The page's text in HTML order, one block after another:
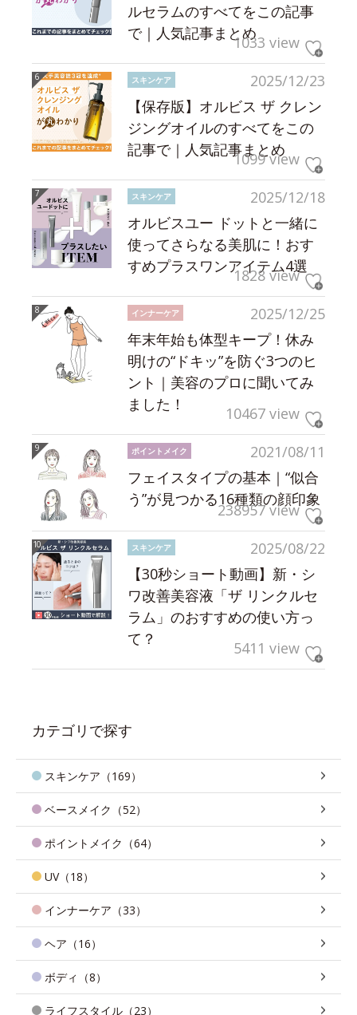
ルセラムのすべてをこの記事
で｜人気記事まとめ1033 view
2025/12/23
スキンケア
【保存版】オルビス ザ クレン
ジングオイルのすべてをこの
記事で｜人気記事まとめ
1099 view
2025/12/18
スキンケア
オルビスユー ドットと一緒に
使ってさらなる美肌に！おす
すめプラスワンアイテム4選
1828 view
2025/12/25
インナーケア
年末年始も体型キープ！休み
明けの“ドキッ”を防ぐ3つのヒ
ント｜美容のプロに聞いてみ
ました！
10467 view
2021/08/11
ポイントメイク
フェイスタイプの基本｜“似合
う”が見つかる16種類の顔印象
238957 view
2025/08/22
スキンケア
【30秒ショート動画】新・シ
ワ改善美容液「ザ リンクルセ
ラム」のおすすめの使い方っ
て？
5411 view
カテゴリで探す
スキンケア（169）
ベースメイク（52）
ポイントメイク（64）
UV（18）
インナーケア（33）
ヘア（16）
ボディ（8）
ライフスタイル（23）